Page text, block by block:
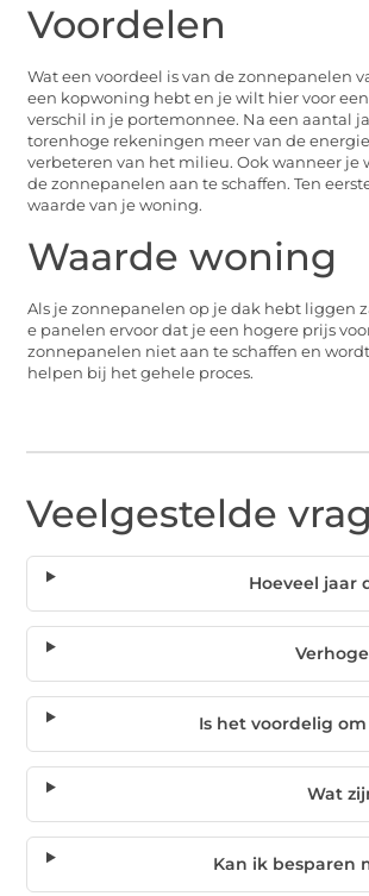
Voordelen
Wat een voordeel is van de zonnepanelen
een kopwoning hebt en je wilt hier voor
verschil in je portemonnee. Na een aantal
torenhoge rekeningen meer van de
verbeteren van het milieu. Ook wanneer
de zonnepanelen aan te schaffen. Ten
waarde van je woning.
Waarde woning
Als je zonnepanelen op je dak hebt liggen
e panelen ervoor dat je een hogere prijs
zonnepanelen niet aan te schaffen en
helpen bij het gehele proces.
Veelgestelde
Hoeveel jaar
Is het voordelig
Wat
Kan ik besparen